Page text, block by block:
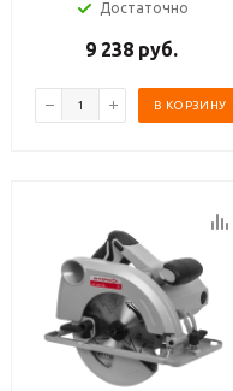
Достаточно
9 238руб.
В КОРЗИНУ